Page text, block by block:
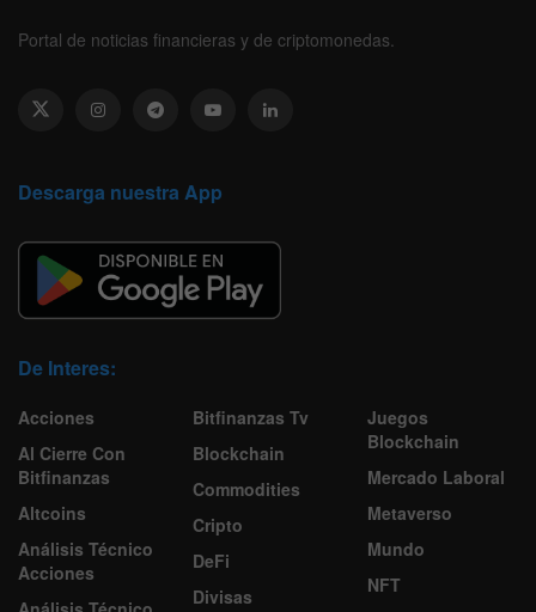
Portal de noticias financieras y de criptomonedas.
Descarga nuestra App
De Interes:
Acciones
Al Cierre Con
Bitfinanzas
Altcoins
Análisis Técnico
Acciones
Bitfinanzas Tv
Blockchain
Commodities
Cripto
DeFi
Divisas
Juegos
Blockchain
Mercado Laboral
Metaverso
Mundo
NFT